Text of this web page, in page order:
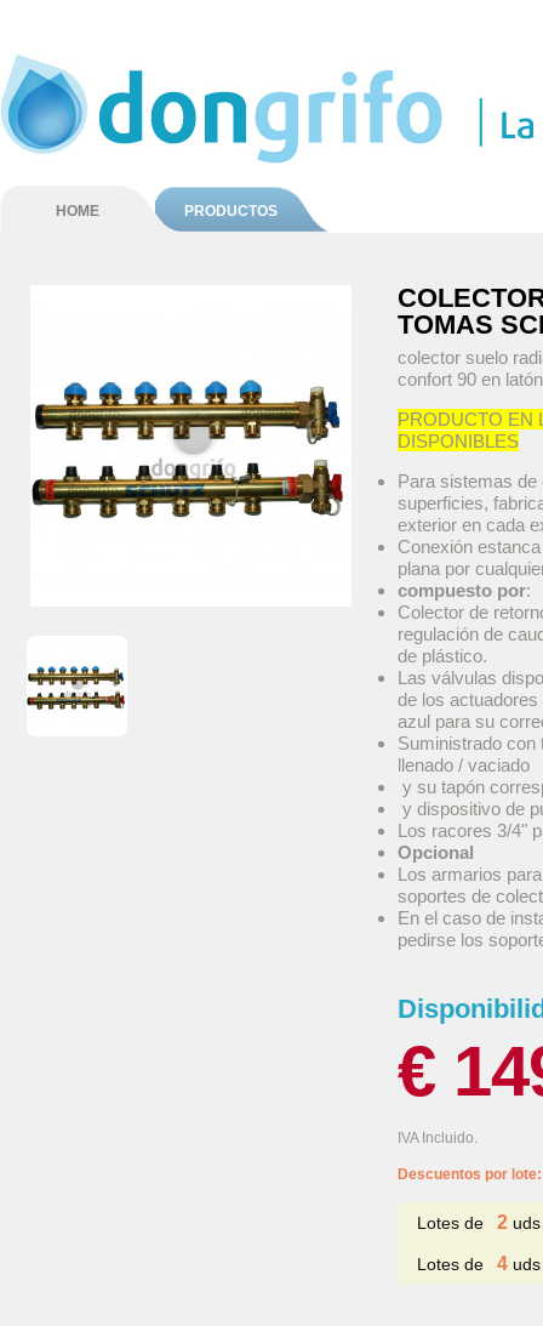
HOME PRODUCTOS
TOMAS
colector suelo
confort 90 en latón
PRODUCTO EN
DISPONIBLES
Para sistemas de
superficies,
exterior en cada
Conexión
plana por
compuesto por:
Colector de
regulación de
de plástico.
Las válvulas
de los
azul para su
Suministrado con
llenado / vaciado
y su tapón
y dispositivo de
Los racores 3/4"
Opcional
Los armarios
soportes de
En el caso de
pedirse los
€
IVA Incluido.
Descuentos por lote:
Lotes de 2
Lotes de 4